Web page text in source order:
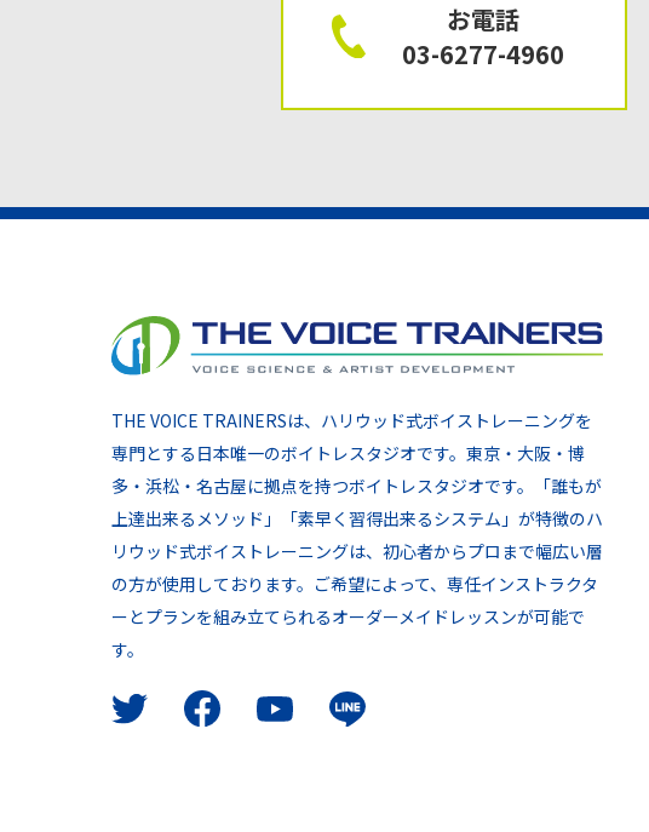
お電話
03-6277-4960
THE VOICE TRAINERSは、ハリウッド式ボイストレーニングを
専門とする日本唯一のボイトレスタジオです。東京・大阪・博
多・浜松・名古屋に拠点を持つボイトレスタジオです。「誰もが
上達出来るメソッド」「素早く習得出来るシステム」が特徴のハ
リウッド式ボイストレーニングは、初心者からプロまで幅広い層
の方が使用しております。ご希望によって、専任インストラクタ
ーとプランを組み立てられるオーダーメイドレッスンが可能で
す。